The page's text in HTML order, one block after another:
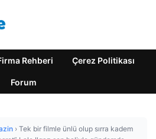
Rehberi Çerez Politikası
Forum
› Tek bir filmle ünlü olup sırra kadem